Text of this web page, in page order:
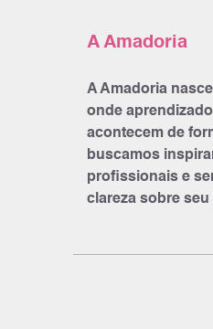
A Amadoria
A Amadoria
onde
acontecem de
buscamos
profissionais e
clareza sobre